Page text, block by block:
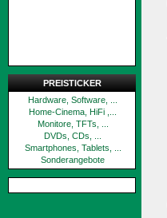
PREISTICKER
Hardware, Software, ...
Home-Cinema, HiFi ,...
Monitore, TFTs, ...
DVDs, CDs, ...
Smartphones, Tablets, ...
Sonderangebote